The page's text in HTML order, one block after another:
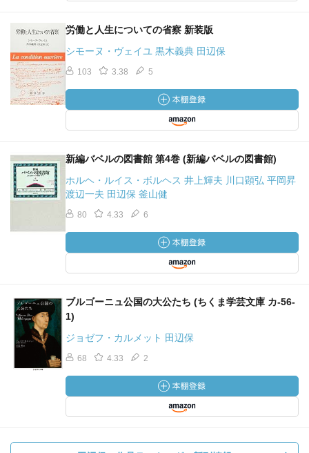
労働と人生についての省察 新装版
シモーヌ・ヴェイユ 黒木義典 田辺保
103 3.38 5
新編バベルの図書館 第4巻 (新編バベルの図書館)
ホルヘ・ルイス・ボルヘス 井上輝夫 川口顕弘 平岡昇
渡辺一夫 田辺保 釜山健
80 4.33 6
ブルゴーニュ公国の大公たち (ちくま学芸文庫 カ-56-
1)
ジョゼフ・カルメット 田辺保
68 4.33 2